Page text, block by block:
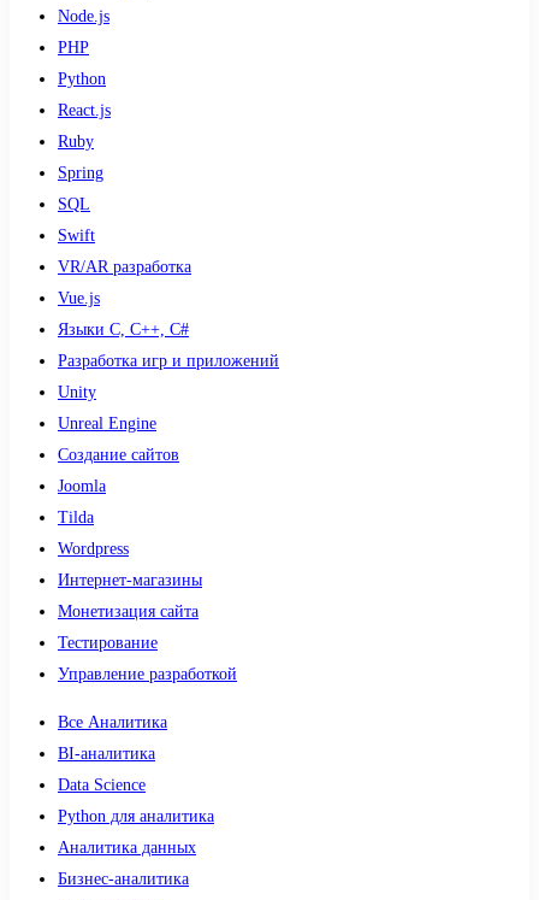
Node.js
PHP
Python
React.js
Ruby
Spring
SQL
Swift
VR/AR разработка
Vue.js
Языки С, С++, С#
Разработка игр и приложений
Unity
Unreal Engine
Создание сайтов
Joomla
Tilda
Wordpress
Интернет-магазины
Монетизация сайта
Тестирование
Управление разработкой
Все Аналитика
BI-аналитика
Data Science
Python для аналитика
Аналитика данных
Бизнес-аналитика